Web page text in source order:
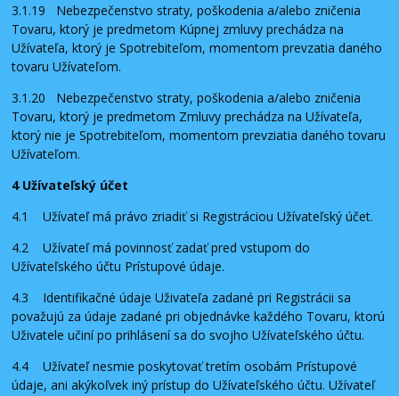
3.1.19 Nebezpečenstvo straty, poškodenia a/alebo zničenia
Tovaru, ktorý je predmetom Kúpnej zmluvy prechádza na
Užívateľa, ktorý je Spotrebiteľom, momentom prevzatia daného
tovaru Užívateľom.
3.1.20 Nebezpečenstvo straty, poškodenia a/alebo zničenia
Tovaru, ktorý je predmetom Zmluvy prechádza na Užívateľa,
ktorý nie je Spotrebiteľom, momentom prevziatia daného tovaru
Užívateľom.
4 Užívateľský účet
4.1 Užívateľ má právo zriadiť si Registráciou Užívateľský účet.
4.2 Užívateľ má povinnosť zadať pred vstupom do
Užívateľského účtu Prístupové údaje.
4.3 Identifikačné údaje Uživateľa zadané pri Registrácii sa
považujú za údaje zadané pri objednávke každého Tovaru, ktorú
Uživatele učiní po prihlásení sa do svojho Užívateľského účtu.
4.4 Užívateľ nesmie poskytovať tretím osobám Prístupové
údaje, ani akýkoľvek iný prístup do Užívateľského účtu. Užívateľ